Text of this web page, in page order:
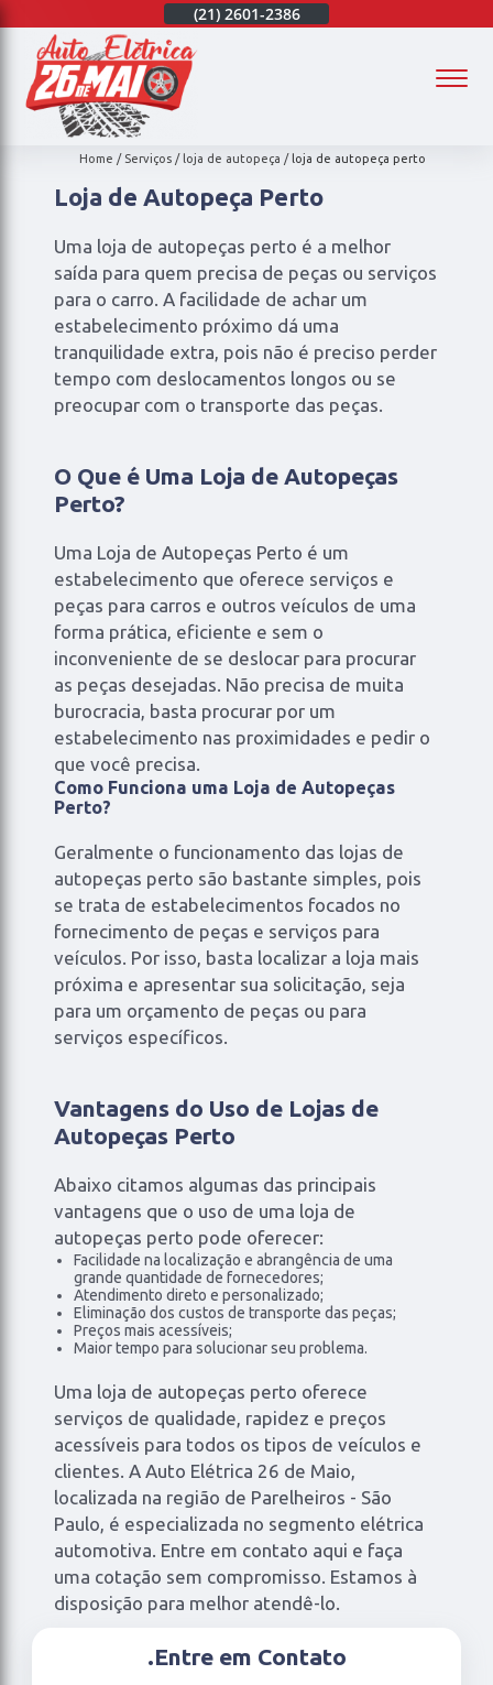
(21) 2601-2386
Home Serviços loja de autopeça loja de autopeça perto
Loja de Autopeça Perto
Uma loja de autopeças perto é a melhor
saída para quem precisa de peças ou serviços
para o carro. A facilidade de achar um
estabelecimento próximo dá uma
tranquilidade extra, pois não é preciso perder
tempo com deslocamentos longos ou se
preocupar com o transporte das peças.
O Que é Uma Loja de Autopeças
Perto?
Uma Loja de Autopeças Perto é um
estabelecimento que oferece serviços e
peças para carros e outros veículos de uma
forma prática, eficiente e sem o
inconveniente de se deslocar para procurar
as peças desejadas. Não precisa de muita
burocracia, basta procurar por um
estabelecimento nas proximidades e pedir o
que você precisa.
Como Funciona uma Loja de Autopeças
Perto?
Geralmente o funcionamento das lojas de
autopeças perto são bastante simples, pois
se trata de estabelecimentos focados no
fornecimento de peças e serviços para
veículos. Por isso, basta localizar a loja mais
próxima e apresentar sua solicitação, seja
para um orçamento de peças ou para
serviços específicos.
Vantagens do Uso de Lojas de
Autopeças Perto
Abaixo citamos algumas das principais
vantagens que o uso de uma loja de
autopeças perto pode oferecer:
Facilidade na localização e abrangência de uma
grande quantidade de fornecedores;
Atendimento direto e personalizado;
Eliminação dos custos de transporte das peças;
Preços mais acessíveis;
Maior tempo para solucionar seu problema.
Uma loja de autopeças perto oferece
serviços de qualidade, rapidez e preços
acessíveis para todos os tipos de veículos e
clientes. A Auto Elétrica 26 de Maio,
localizada na região de Parelheiros - São
Paulo, é especializada no segmento elétrica
automotiva. Entre em contato aqui e faça
uma cotação sem compromisso. Estamos à
disposição para melhor atendê-lo.
.Entre em Contato